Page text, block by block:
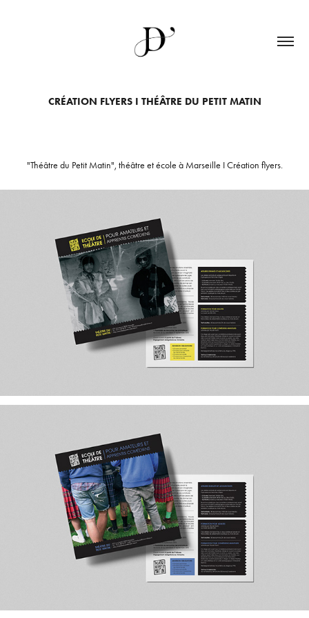
CRÉATION FLYERS I THÉÂTRE DU PETIT MATIN
"Théâtre du Petit Matin", théâtre et école à Marseille I Création flyers.